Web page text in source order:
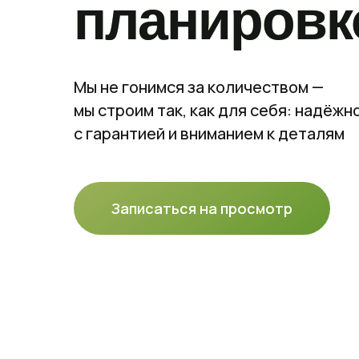
Мы не гонимся за количеством —
мы строим так, как для себя:
с гарантией и вниманием к деталям
Записаться на просмотр